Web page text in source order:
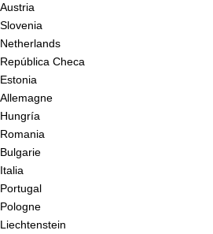
Austria
Slovenia
Netherlands
República Checa
Estonia
Allemagne
Hungría
Romania
Bulgarie
Italia
Portugal
Pologne
Liechtenstein